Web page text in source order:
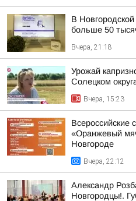
В Новгородской
больше 50
Вчера, 21:18
Урожай
Солецком
Вчера, 15:23
Всероссийские
«Оранжевый
Новгороде
Вчера, 22:12
Александр
Новгородцы!.